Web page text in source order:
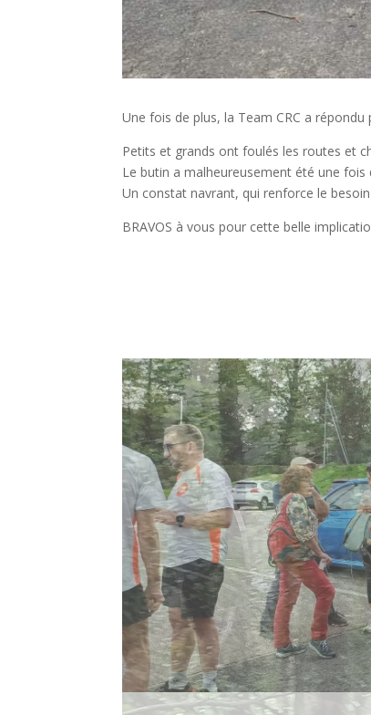
Une fois de plus, la Team CRC a
Petits et grands ont foulés les routes et
Le butin a malheureusement été une fois
Un constat navrant, qui renforce le
BRAVOS à vous pour cette belle